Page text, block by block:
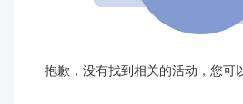
抱歉，没有找到相关的活动，您可